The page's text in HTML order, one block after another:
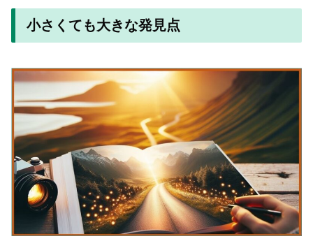
小さくても大きな発見点